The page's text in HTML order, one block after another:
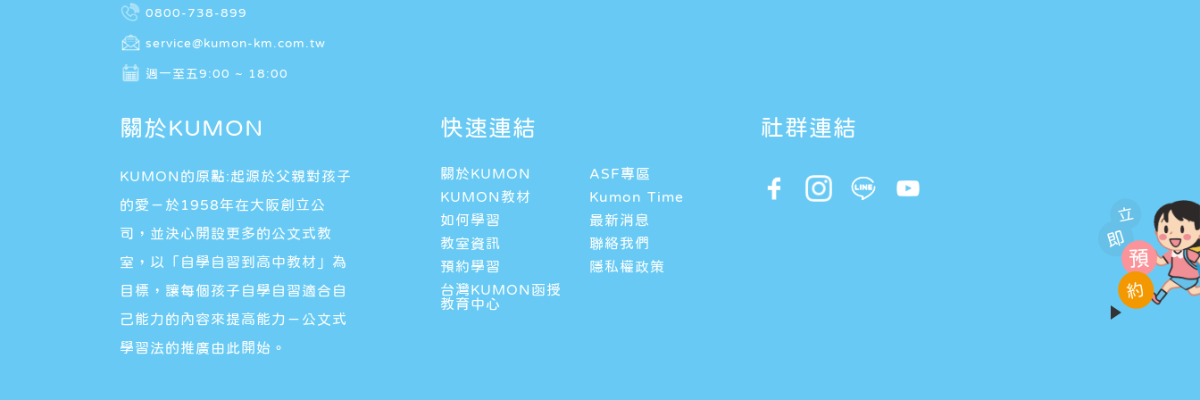
立
即
預
約
0800-738-899
service@kumon-km.com.tw
週一至五9:00 ~ 18:00
關於KUMON
KUMON的原點:起源於父親對孩子
的愛－於1958年在大阪創立公
司，並決心開設更多的公文式教
室，以「自學自習到高中教材」為
目標，讓每個孩子自學自習適合自
己能力的內容來提高能力－公文式
學習法的推廣由此開始。
快速連結
關於KUMON
ASF專區
KUMON教材
Kumon Time
如何學習
最新消息
教室資訊
聯絡我們
預約學習
隱私權政策
台灣KUMON函授
教育中心
社群連結